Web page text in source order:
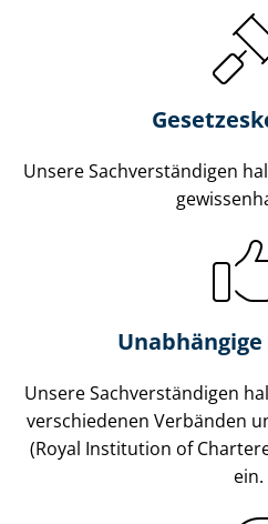
Unsere Sach­ver­stän­di­gen
Unsere Sach­ver­stän­di­gen
verschiedenen Verbänden
(Royal Institution of
ein.